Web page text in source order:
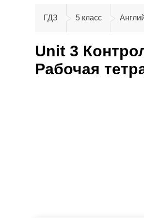
ГДЗ 5 класс
Unit 3
Рабочая